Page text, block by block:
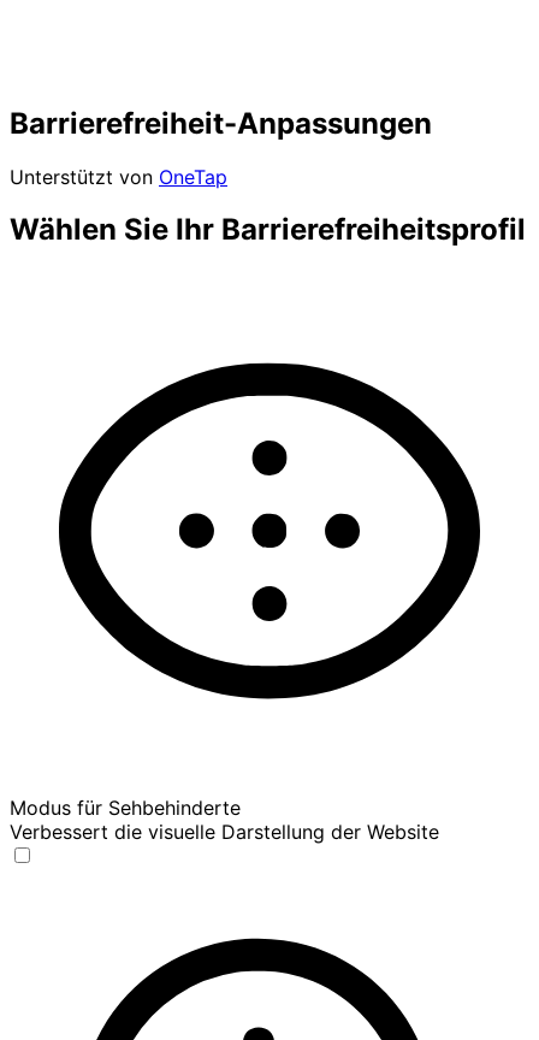
Barrierefreiheit-Anpassungen
Unterstützt von OneTap
Wählen Sie Ihr Barrierefreiheitsprofil
Modus für Sehbehinderte
Verbessert die visuelle Darstellung der Website